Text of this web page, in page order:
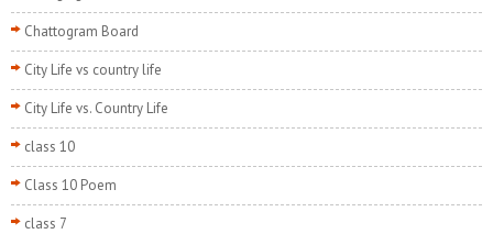
Chattogram Board
City Life vs country life
City Life vs. Country Life
class 10
Class 10 Poem
class 7